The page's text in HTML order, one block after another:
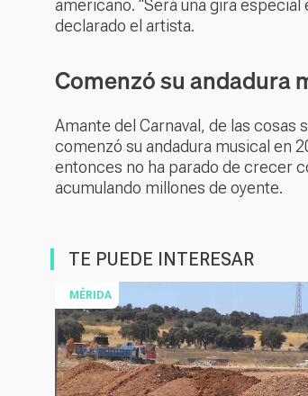
americano. “Será una gira
declarado el artista.
Comenzó su andadura
Amante del Carnaval, de las cosas
comenzó su andadura musical en
entonces no ha parado de crecer
acumulando millones de oyente.
TE PUEDE INTERESAR
MÉRIDA